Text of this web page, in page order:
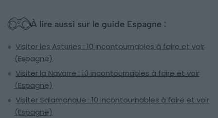
À lire aussi sur le guide Espagne :
Visiter les Asturies : 10 incontournables à faire et voir
(Espagne)
Visiter la Navarre : 10 incontournables à faire et voir
(Espagne)
Visiter Salamanque : 10 incontournables à faire et voir
(Espagne)